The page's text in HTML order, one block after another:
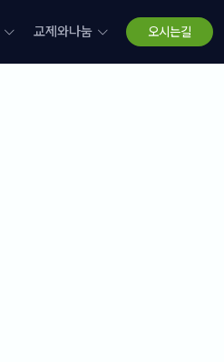
교제와나눔 오시는길